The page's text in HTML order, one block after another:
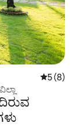
5 ರಲ್ಲಿ 5
5 (8)